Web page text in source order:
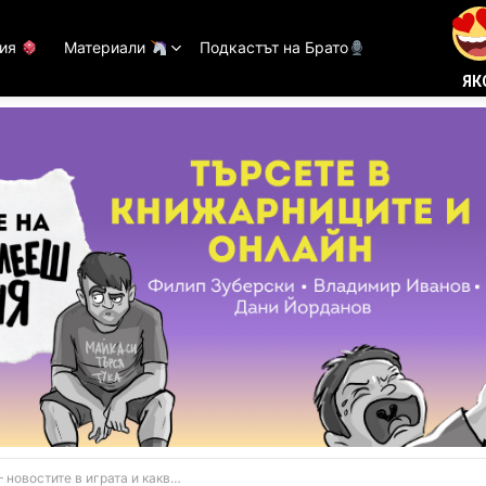
Материали Подкастът на Брато
в играта и какво получаваме при Pre Order?